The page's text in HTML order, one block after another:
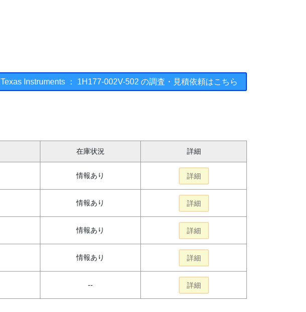
Texas Instruments ： 1H177-002V-502 の調査・見積依頼はこちら
在庫状況 詳細
情報あり 詳細
情報あり 詳細
情報あり 詳細
情報あり 詳細
-- 詳細